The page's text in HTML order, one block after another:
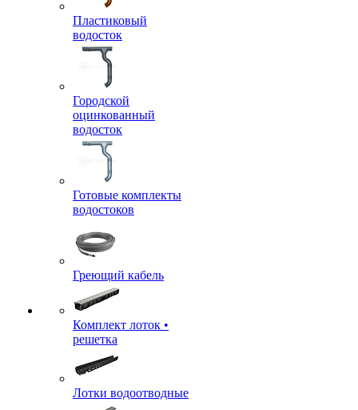
Пластиковый
водосток
Городской
оцинкованный
водосток
Готовые комплекты
водостоков
Греющий кабель
Комплект лоток •
решетка
Лотки водоотводные